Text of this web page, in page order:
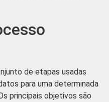
de etapas usadas
para uma determinada
principais objetivos são